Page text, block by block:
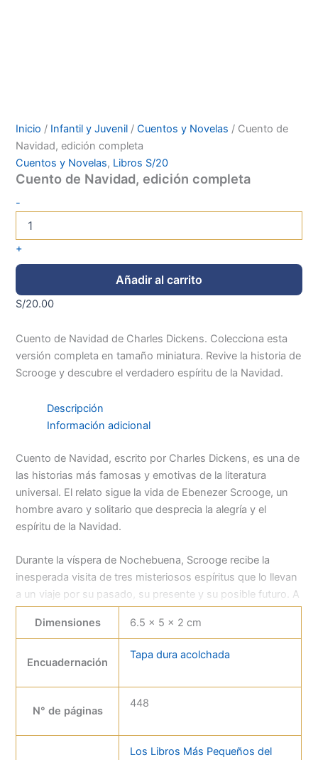
Inicio / Infantil y Juvenil /Cuentos y Novelas / Cuento de
Navidad, edición completa
Cuentos y Novelas, Libros S/20
Cuento de Navidad, edición completa
-
+
Añadir al carrito
S/20.00
Cuento de Navidad de Charles Dickens. Colecciona esta
versión completa en tamaño miniatura. Revive la historia de
Scrooge y descubre el verdadero espíritu de la Navidad.
Descripción
Información adicional
Cuento de Navidad, escrito por Charles Dickens, es una de
las historias más famosas y emotivas de la literatura
universal. El relato sigue la vida de Ebenezer Scrooge, un
hombre avaro y solitario que desprecia la alegría y el
espíritu de la Navidad.
Durante la víspera de Nochebuena, Scrooge recibe la
inesperada visita de tres misteriosos espíritus que lo llevan
a un viaje por su pasado, su presente y su posible futuro. A
través de estas experiencias descubre el valor de la
bondad, la generosidad y la importancia de compartir con
• Uno de los clásicos más queridos de la literatura
• Una historia inspiradora sobre generosidad y redención
Dimensiones 6.5 × 5 × 2 cm
Encuadernación
Tapa dura acolchada
N° de páginas
448
Los Libros Más Pequeños del